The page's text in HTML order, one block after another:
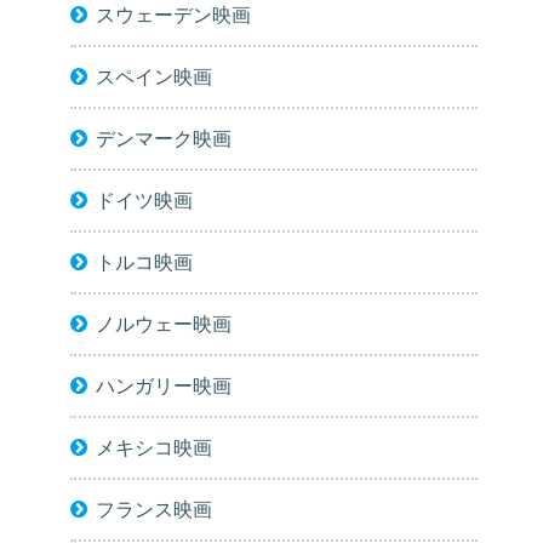
スウェーデン映画
スペイン映画
デンマーク映画
ドイツ映画
トルコ映画
ノルウェー映画
ハンガリー映画
メキシコ映画
フランス映画